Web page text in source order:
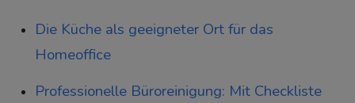
Die Küche als geeigneter Ort für das
Homeoffice
Professionelle Büroreinigung: Mit Checkliste